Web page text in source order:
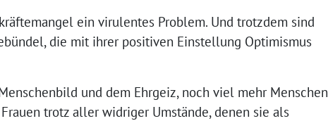
ein virulentes Problem. Und trotzdem sind
die mit ihrer positiven Einstellung Optimismus
und dem Ehrgeiz, noch viel mehr Menschen
trotz aller widriger Umstände, denen sie als